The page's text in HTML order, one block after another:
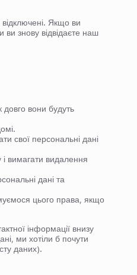
Якщо ви
знову відвідаєте наш
довго вони будуть
свої персональні дані
вимагати видалення
дані та
цього права, якщо
інформації внизу
ми хотіли б почути
даних).